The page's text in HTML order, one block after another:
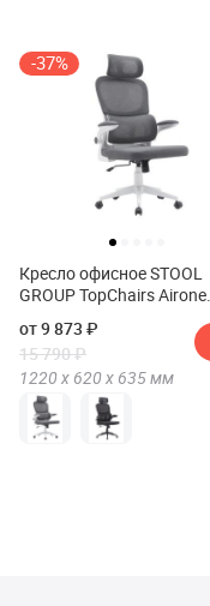
-37%
Кресло офисное STOOL
GROUP TopChairs Airone
от 9 873 ₽
15 790 ₽
1220 х 620 х 635мм